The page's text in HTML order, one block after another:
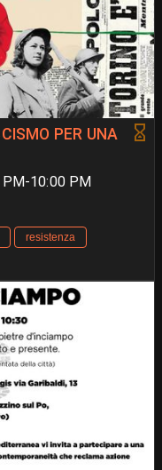
PER UNA
PM-10:00 PM
resistenza